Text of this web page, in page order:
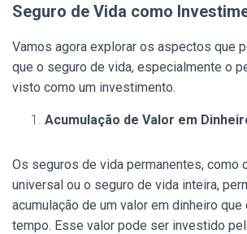
Seguro de Vida como
Vamos agora explorar os aspectos que
que o seguro de vida, especialmente o
visto como um investimento.
Acumulação de Valor em
Os seguros de vida permanentes, como
universal ou o seguro de vida inteira,
acumulação de um valor em dinheiro
tempo. Esse valor pode ser investido